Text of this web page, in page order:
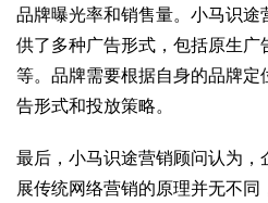
品牌曝光率和销售量。小马识途
供了多种广告形式，包括原生
等。品牌需要根据自身的品牌
告形式和投放策略。
最后，小马识途营销顾问认为
展传统网络营销的原理并无不